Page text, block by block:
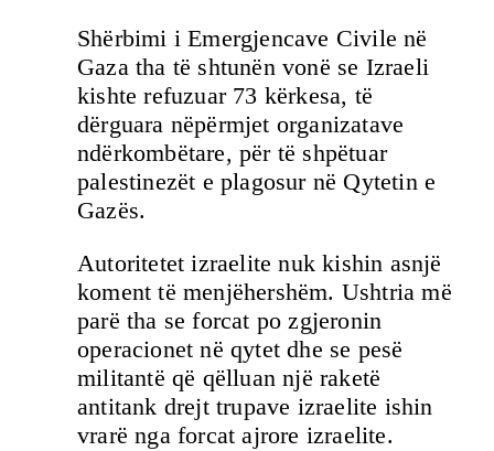
Shërbimi i Emergjencave Civile në
Gaza tha të shtunën vonë se Izraeli
kishte refuzuar 73 kërkesa, të
dërguara nëpërmjet organizatave
ndërkombëtare, për të shpëtuar
palestinezët e plagosur në Qytetin e
Gazës.
Autoritetet izraelite nuk kishin asnjë
koment të menjëhershëm. Ushtria më
parë tha se forcat po zgjeronin
operacionet në qytet dhe se pesë
militantë që qëlluan një raketë
antitank drejt trupave izraelite ishin
vrarë nga forcat ajrore izraelite.